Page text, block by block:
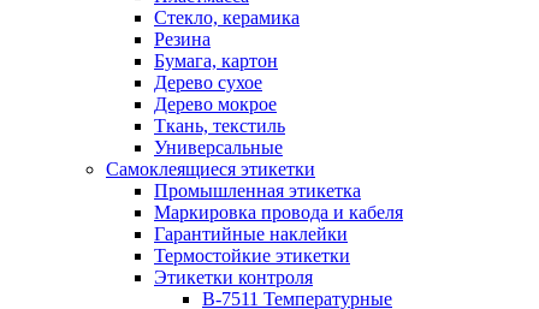
Стекло, керамика
Резина
Бумага, картон
Дерево сухое
Дерево мокрое
Ткань, текстиль
Универсальные
Самоклеящиеся этикетки
Промышленная этикетка
Маркировка провода и кабеля
Гарантийные наклейки
Термостойкие этикетки
Этикетки контроля
B-7511 Температурные